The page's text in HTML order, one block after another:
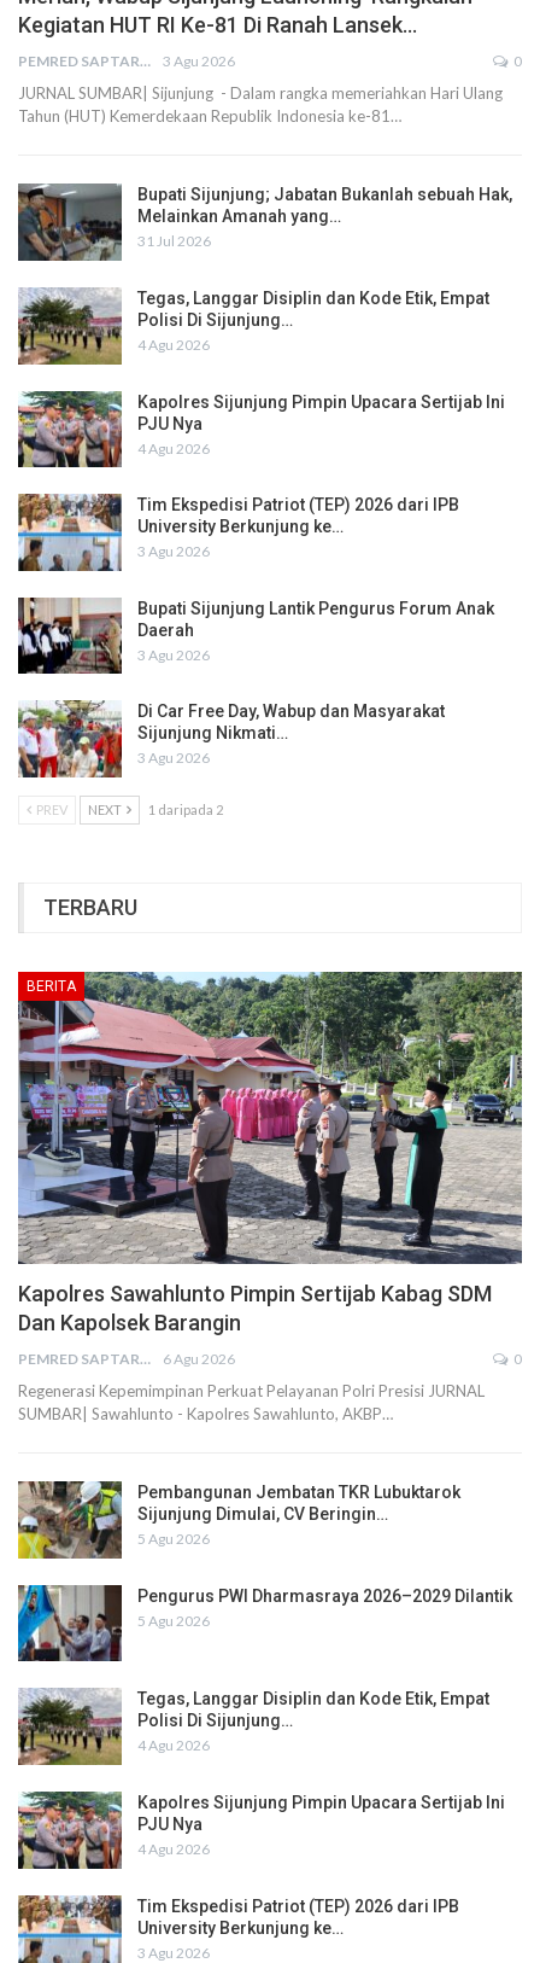
Kegiatan HUT RI Ke-81 Di Ranah Lansek…
PEMRED SAPTARIUS 3 Agu 2026 0
JURNAL SUMBAR| Sijunjung - Dalam rangka memeriahkan Hari Ulang
Tahun (HUT) Kemerdekaan Republik Indonesia ke-81…
Bupati Sijunjung; Jabatan Bukanlah sebuah Hak,
Melainkan Amanah yang…
31 Jul 2026
Tegas, Langgar Disiplin dan Kode Etik, Empat
Polisi Di Sijunjung…
4 Agu 2026
Kapolres Sijunjung Pimpin Upacara Sertijab Ini
PJU Nya
4 Agu 2026
Tim Ekspedisi Patriot (TEP) 2026 dari IPB
University Berkunjung ke…
3 Agu 2026
Bupati Sijunjung Lantik Pengurus Forum Anak
Daerah
3 Agu 2026
Di Car Free Day, Wabup dan Masyarakat
Sijunjung Nikmati…
3 Agu 2026
PREV NEXT 1 daripada 2
TERBARU
BERITA
Kapolres Sawahlunto Pimpin Sertijab Kabag SDM
Dan Kapolsek Barangin
PEMRED SAPTARIUS 6 Agu 2026 0
Regenerasi Kepemimpinan Perkuat Pelayanan Polri Presisi JURNAL
SUMBAR| Sawahlunto - Kapolres Sawahlunto, AKBP…
Pembangunan Jembatan TKR Lubuktarok
Sijunjung Dimulai, CV Beringin…
5 Agu 2026
Pengurus PWI Dharmasraya 2026–2029 Dilantik
5 Agu 2026
Tegas, Langgar Disiplin dan Kode Etik, Empat
Polisi Di Sijunjung…
4 Agu 2026
Kapolres Sijunjung Pimpin Upacara Sertijab Ini
PJU Nya
4 Agu 2026
Tim Ekspedisi Patriot (TEP) 2026 dari IPB
University Berkunjung ke…
3 Agu 2026